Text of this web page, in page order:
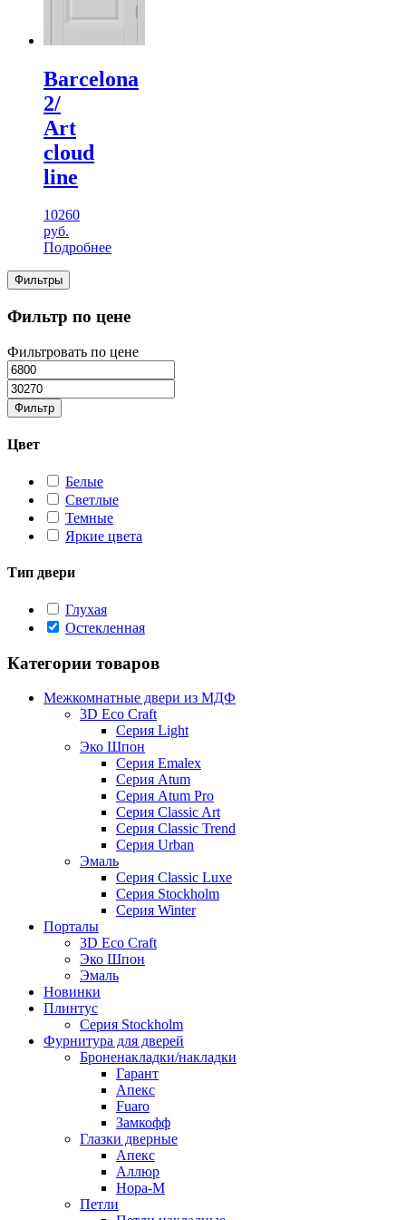
Barcelona
2/
Art
cloud
line
10260
руб.
Подробнее
Фильтры
Фильтр по цене
Фильтровать по цене
Фильтр
Цвет
Белые
Светлые
Темные
Яркие цвета
Тип двери
Глухая
Остекленная
Категории товаров
Межкомнатные двери из МДФ
3D Eco Craft
Серия Light
Эко Шпон
Серия Emalex
Серия Atum
Серия Atum Pro
Серия Classic Art
Серия Classic Trend
Серия Urban
Эмаль
Серия Classic Luxe
Серия Stockholm
Серия Winter
Порталы
3D Eco Craft
Эко Шпон
Эмаль
Новинки
Плинтус
Серия Stockholm
Фурнитура для дверей
Броненакладки/накладки
Гарант
Апекс
Fuaro
Замкофф
Глазки дверные
Апекс
Аллюр
Нора-М
Петли